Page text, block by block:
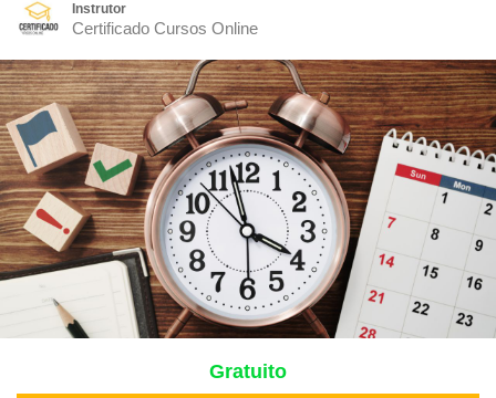
Instrutor
Certificado Cursos Online
Gratuito